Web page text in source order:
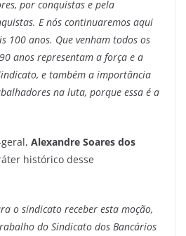
por conquistas e pela
E nós continuaremos aqui
100 anos. Que venham todos os
anos representam a força e a
e também a importância
na luta, porque essa é a
Alexandre Soares dos
histórico desse
o sindicato receber esta moção,
do Sindicato dos Bancários